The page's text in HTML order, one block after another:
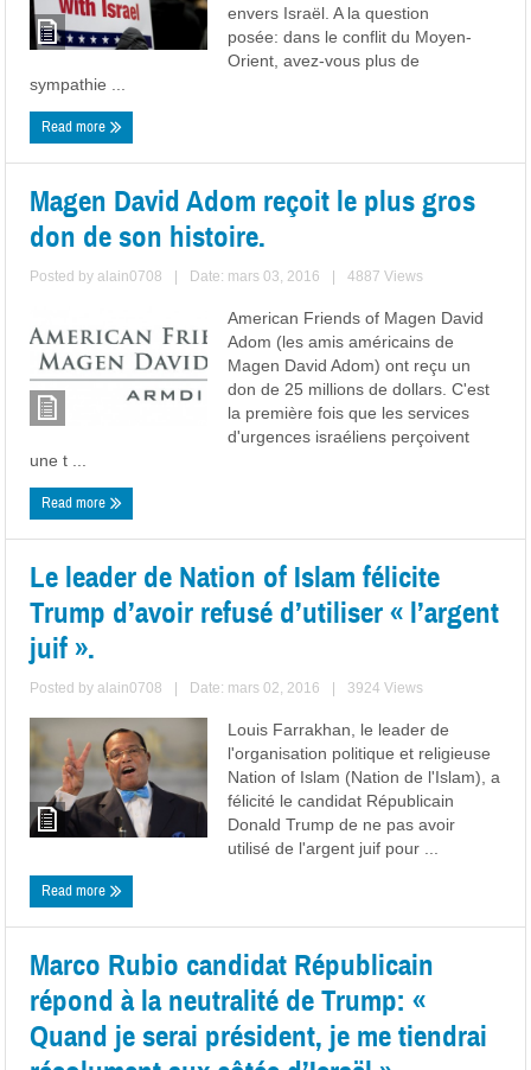
envers Israël. A la question
posée: dans le conflit du Moyen-
Orient, avez-vous plus de
sympathie ...
Read more
Magen David Adom reçoit le plus gros
don de son histoire.
Posted byalain0708 Date: mars 03, 2016 4887 Views
American Friends of Magen David
Adom (les amis américains de
Magen David Adom) ont reçu un
don de 25 millions de dollars. C'est
la première fois que les services
d'urgences israéliens perçoivent
une t ...
Read more
Le leader de Nation of Islam félicite
Trump d’avoir refusé d’utiliser « l’argent
juif ».
Posted byalain0708 Date: mars 02, 2016 3924 Views
Louis Farrakhan, le leader de
l'organisation politique et religieuse
Nation of Islam (Nation de l'Islam), a
félicité le candidat Républicain
Donald Trump de ne pas avoir
utilisé de l'argent juif pour ...
Read more
Marco Rubio candidat Républicain
répond à la neutralité de Trump: «
Quand je serai président, je me tiendrai